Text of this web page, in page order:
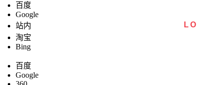
百度
Google
站内
淘宝
Bing
百度
Google